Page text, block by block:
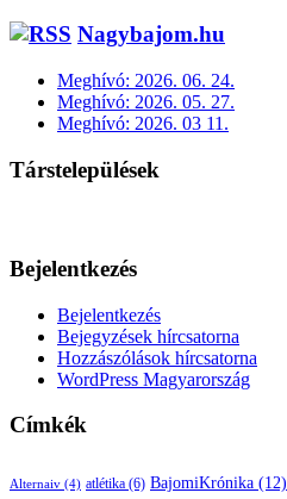
Nagybajom.hu
Meghívó: 2026. 06. 24.
Meghívó: 2026. 05. 27.
Meghívó: 2026. 03 11.
Társtelepülések
Bejelentkezés
Bejelentkezés
Bejegyzések hírcsatorna
Hozzászólások hírcsatorna
WordPress Magyarország
Címkék
Alternaiv (4) atlétika (6) BajomiKrónika (12)